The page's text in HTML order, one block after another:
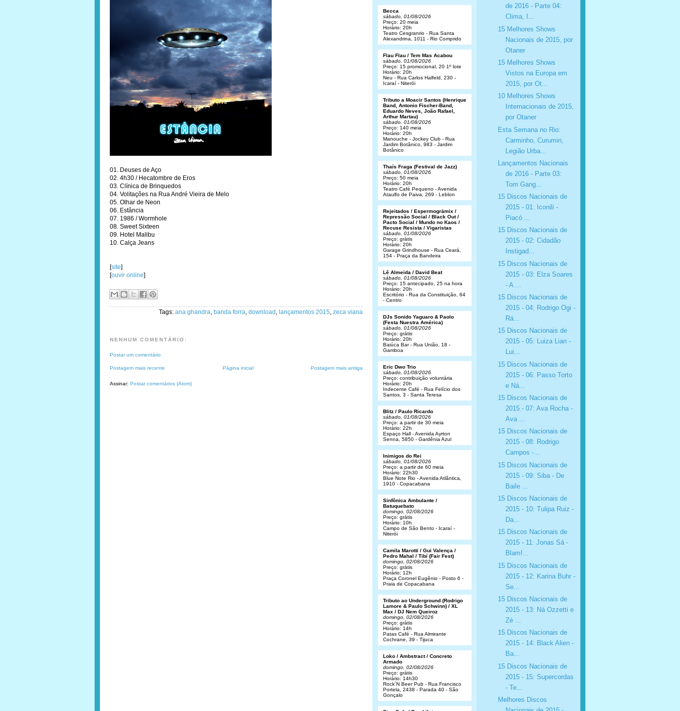
01. Deuses de Aço
02. 4h30 / Hecatombre de Eros
03. Clínica de Brinquedos
04. Volitações na Rua André Vieira de Melo
05. Olhar de Neon
06. Estância
07. 1986 / Wormhole
08. Sweet Sixteen
09. Hotel Malibu
10. Calça Jeans
[site]
[ouvir online]
Tags: ana ghandra, banda forra, download , lançamentos 2015, zeca viana
NENHUM COMENTÁRIO:
Postar um comentário
Postagem mais recente Postagem mais antiga
Página inicial
Assinar: Postar comentários (Atom)
de 2016 - Parte 04:
Clima, I...
15 Melhores Shows
Nacionais de 2015, por
Otaner
15 Melhores Shows
Vistos na Europa em
2015, por Ot...
10 Melhores Shows
Internacionais de 2015,
por Otaner
Esta Semana no Rio:
Carminho, Curumin,
Legião Urba...
Lançamentos Nacionais
de 2016 - Parte 03:
Tom Gang...
15 Discos Nacionais de
2015 - 01: Iconili -
Piacó ...
15 Discos Nacionais de
2015 - 02: Cidadão
Instigad...
15 Discos Nacionais de
2015 - 03: Elza Soares
- A ...
15 Discos Nacionais de
2015 - 04: Rodrigo Ogi -
Rá...
15 Discos Nacionais de
2015 - 05: Luiza Lian -
Lui...
15 Discos Nacionais de
2015 - 06: Passo Torto
e Ná...
15 Discos Nacionais de
2015 - 07: Ava Rocha -
Ava ...
15 Discos Nacionais de
2015 - 08: Rodrigo
Campos -...
15 Discos Nacionais de
2015 - 09: Siba - De
Baile ...
15 Discos Nacionais de
2015 - 10: Tulipa Ruiz -
Da...
15 Discos Nacionais de
2015 - 11: Jonas Sá -
Blam!...
15 Discos Nacionais de
2015 - 12: Karina Buhr -
Se...
15 Discos Nacionais de
2015 - 13: Ná Ozzetti e
Zé ...
15 Discos Nacionais de
2015 - 14: Black Alien -
Ba...
15 Discos Nacionais de
2015 - 15: Supercordas
- Te...
Melhores Discos
Becca
sábado, 01/08/2026
Preço: 20 meia
Horário: 20h
Teatro Cesgranrio - Rua Santa
Alexandrina, 1011 - Rio Comprido
Flau Flau / Tem Mas Acabou
sábado, 01/08/2026
Preço: 15 promocional, 20 1º lote
Horário: 20h
Neu - Rua Carlos Halfeld, 230 -
Icaraí - Niterói
Tributo a Moacir Santos (Henrique
Band, Antonio Fischer-Band,
Eduardo Neves, João Rafael,
Arthur Martau)
sábado, 01/08/2026
Preço: 140 meia
Horário: 20h
Manouche - Jockey Club - Rua
Jardim Botânico, 983 - Jardim
Botânico
Thaís Fraga (Festival de Jazz)
sábado, 01/08/2026
Preço: 50 meia
Horário: 20h
Teatro Café Pequeno - Avenida
Ataulfo de Paiva, 269 - Leblon
Rejeitados / Espermogrämix /
Repressão Social / Black Out /
Pacto Social / Mundo no Kaos /
Recuse Resista / Vigaristas
sábado, 01/08/2026
Preço: grátis
Horário: 20h
Garage Grindhouse - Rua Ceará,
154 - Praça da Bandeira
Lê Almeida / David Beat
sábado, 01/08/2026
Preço: 15 antecipado, 25 na hora
Horário: 20h
Escritório - Rua da Constituição, 64
- Centro
DJs Sonido Yaguaro & Paolo
(Festa Nuestra América)
sábado, 01/08/2026
Preço: grátis
Horário: 20h
Baiúca Bar - Rua União, 18 -
Gamboa
Eric Dwo Trio
sábado, 01/08/2026
Preço: contribuição voluntária
Horário: 20h
Indecente Café - Rua Felício dos
Santos, 3 - Santa Teresa
Blitz / Paulo Ricardo
sábado, 01/08/2026
Preço: a partir de 30 meia
Horário: 22h
Espaço Hall - Avenida Ayrton
Senna, 5850 - Gardênia Azul
Inimigos do Rei
sábado, 01/08/2026
Preço: a partir de 60 meia
Horário: 22h30
Blue Note Rio - Avenida Atlântica,
1910 - Copacabana
Sinfônica Ambulante /
Batuquebato
domingo, 02/08/2026
Preço: grátis
Horário: 10h
Campo de São Bento - Icaraí -
Niterói
Camila Marotti / Gui Valença /
Pedro Mahal / Tibí (Fair Fest)
domingo, 02/08/2026
Preço: grátis
Horário: 12h
Praça Coronel Eugênio - Posto 6 -
Praia de Copacabana
Tributo ao Underground (Rodrigo
Lamore & Paulo Schwinn) / XL
Max / DJ Nem Queiroz
domingo, 02/08/2026
Preço: grátis
Horário: 14h
Patas Café - Rua Almirante
Cochrane, 39 - Tijuca
Loko / Ambstract / Concreto
Armado
domingo, 02/08/2026
Preço: grátis
Horário: 14h30
Rock´N Beer Pub - Rua Francisco
Portela, 2438 - Parada 40 - São
Gonçalo